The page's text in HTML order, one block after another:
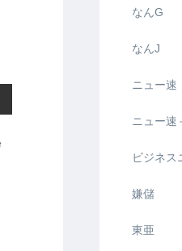
なんG
なんJ
ニュー速
ニュー速
ビジネス
嫌儲
東亜